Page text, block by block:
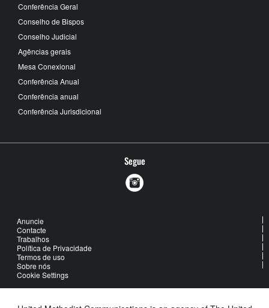
Conferência Geral
Conselho de Bispos
Conselho Judicial
Agências gerais
Mesa Conexional
Conferência Anual
Conferência anual
Conferência Jurisdicional
Segue
Anuncie
Contacte
Trabalhos
Política de Privacidade
Termos de uso
Sobre nós
Cookie Settings